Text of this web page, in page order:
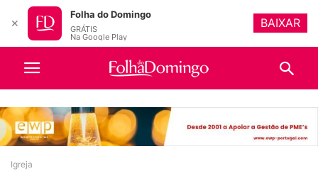
Igreja
✕
Folha do Domingo
GRÁTIS
Na Google Play
BAIXAR